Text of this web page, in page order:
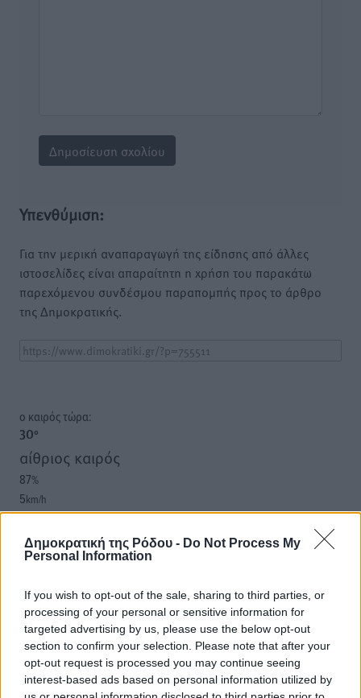
Δημοκρατική της Ρόδου - Do Not Process My
Personal Information
If you wish to opt-out of the sale, sharing to third parties, or
processing of your personal or sensitive information for
targeted advertising by us, please use the below opt-out
section to confirm your selection. Please note that after your
opt-out request is processed you may continue seeing
interest-based ads based on personal information utilized by
Υπενθύμιση:
Για την μερική αναπαραγωγή της είδησης από άλλες
ιστοσελίδες είναι απαραίτητη η χρήση του παρακάτω
παρεχόμενου συνδέσμου παραπομπής προς το άρθρο
της Δημοκρατικής.
o καιρός τώρα:
30°
αίθριος καιρός
87%
5km/h
Δ-ΝΔ
27 °/29°
06:18
πρόγνωση:
31°
ΚΥ
29°
ΔΕ
30°